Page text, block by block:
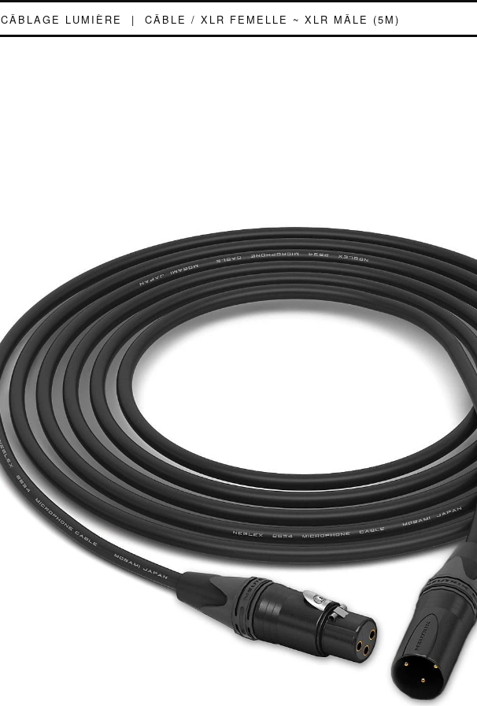
CÂBLAGE LUMIÈRE | CÂBLE / XLR FEMELLE ~ XLR MÂLE (5M)
CÂBLE / XLR
~ XLR MÂLE
Câble équipé d'un embout XLR femelle et d'un XLR
Longueur: 5m
3,00 € TTC
RÉSERVER